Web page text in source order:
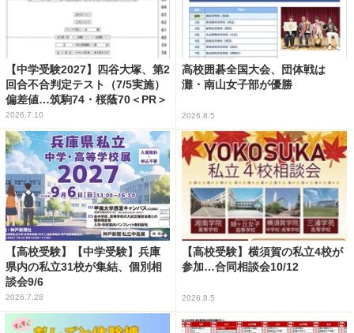
【中学受験2027】四谷大塚、第2
回合不合判定テスト（7/5実施）
偏差値…筑駒74・桜蔭70＜PR＞
2026.7.10
高校囲碁全国大会、団体戦は
灘・南山女子部が優勝
2026.8.5
【高校受験】【中学受験】兵庫
県内の私立31校が集結、個別相
談会9/6
2026.7.28
【高校受験】横須賀の私立4校が
参加…合同相談会10/12
2026.8.5